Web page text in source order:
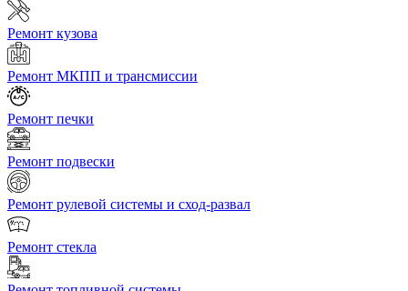
Ремонт кузова
Ремонт МКПП и трансмиссии
Ремонт печки
Ремонт подвески
Ремонт рулевой системы и сход-развал
Ремонт стекла